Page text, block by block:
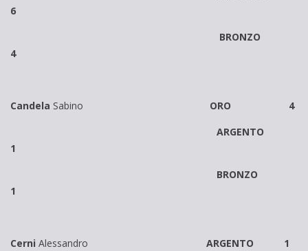
6
BRONZO
4
Candela Sabino ORO 4
ARGENTO
1
BRONZO
1
Cerni Alessandro ARGENTO 1